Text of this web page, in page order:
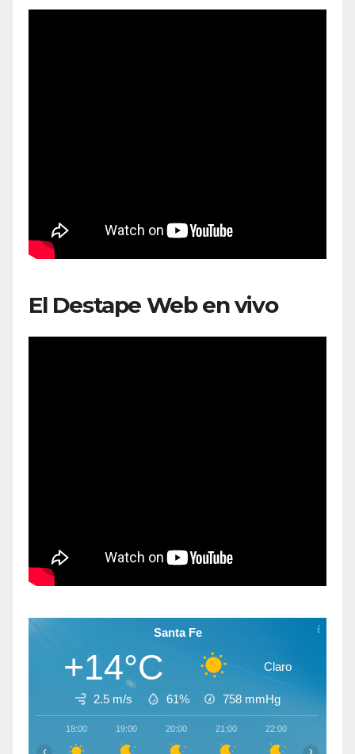
El Destape Web en vivo
Santa Fe
+14°C Claro
2.5 m/s 61% 758 mmHg
18:00 19:00 20:00 21:00 22:00